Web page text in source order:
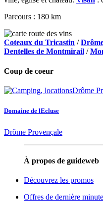
Parcours : 180 km
Coteaux du Tricastin /
Dentelles de Montmirail /
Coup de coeur
Domaine de lEcluse
Drôme Provençale
À propos de guideweb
Découvrez les promos
Offres de dernière minute